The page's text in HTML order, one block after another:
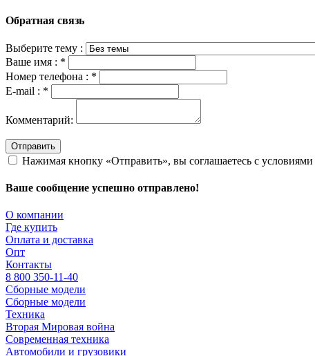
Обратная связь
Выберите тему :
Ваше имя : *
Номер телефона : *
E-mail : *
Комментарий:
Отправить
Нажимая кнопку «Отправить», вы соглашаетесь с условиями
Ваше сообщение успешно отправлено!
О компании
Где купить
Оплата и доставка
Опт
Контакты
8 800 350-11-40
Сборные модели
Сборные модели
Техника
Вторая Мировая война
Современная техника
Автомобили и грузовики